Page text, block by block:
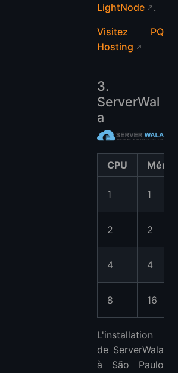
LightNode
.
Visitez PQ
Hosting
3.
ServerWal
a
CPU
1 1
2 2
4 4
8 16
L'installation
de ServerWala
à São Paulo